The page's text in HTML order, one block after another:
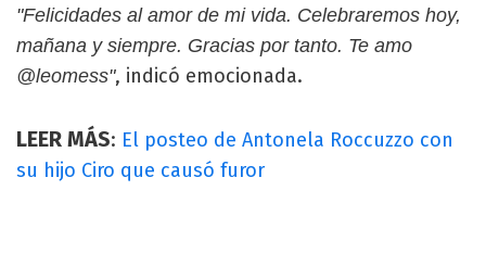
"Felicidades al amor de mi vida. Celebraremos hoy,
mañana y siempre. Gracias por tanto. Te amo
@leomess", indicó emocionada.
LEER MÁS: El posteo de Antonela Roccuzzo con
su hijo Ciro que causó furor